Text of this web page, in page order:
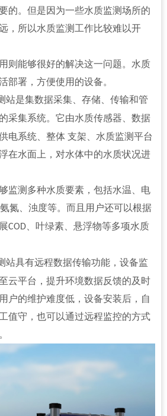
的。但是因为一些水质监测场所的
，所以水质监测工作比较难以开
则能够很好的解决这一问题。水质
部署，方便使用的设备。
站是集数据采集、存储、传输和管
采集系统。它由水质传感器、数据
电系统、整体 支架、水质监测平台
在水面上，对水体中的水质状况进
监测多种水质要素，包括水温、电
氨氮、浊度等。而且用户还可以根据
COD 、叶绿素、悬浮物等多项水质
站具有远程数据传输功能，设备监
云平台，提升环境数据反馈的及时
户的维护难度低，设备安装后，自
值守，也可以通过远程监控的方式